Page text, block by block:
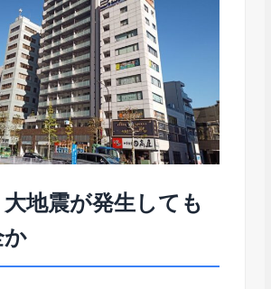
大地震が発生しても
か